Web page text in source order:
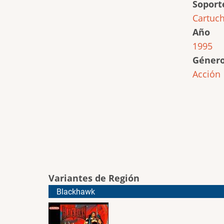
Año
1995
Acción
Variantes de Región
Blackhawk